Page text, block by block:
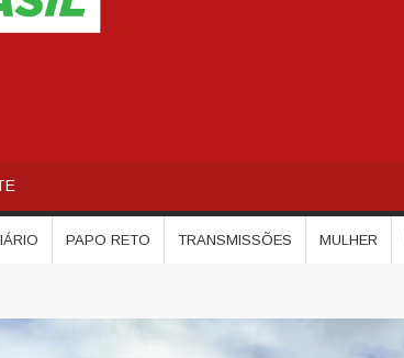
PAPO RETO TRANSMISSÕES MULHER